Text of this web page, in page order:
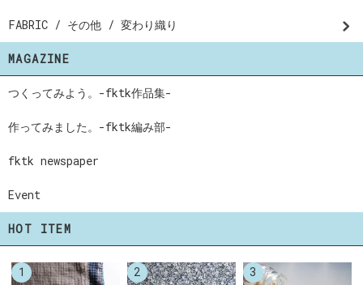
FABRIC / その他 / 変わり織り
MAGAZINE
つくってみよう。-fktk作品集-
作ってみました。-fktk編み部-
fktk newspaper
Event
HOT ITEM
1 2 3